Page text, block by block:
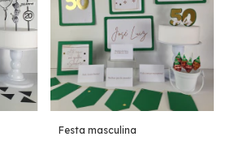
Festa masculina